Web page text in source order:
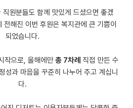
원분들도 함께 맛있게 드셨으면 좋겠
전해진 이번 후원은 복지관에 큰 기쁨이
되었습니다.
작으로, 올해에만 총 7차례 직접 만든 수
성과 마음을 꾸준히 나누어 주고 계십니
다.